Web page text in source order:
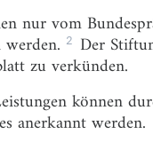
nur vom
2 Der
zu verkünden.
können
anerkannt werden.